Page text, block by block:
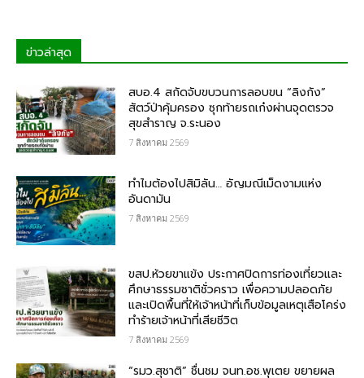
ข่าวล่าสุด
สบอ.4 สกัดจับขบวนการลอบขน “ลิงกัง”
สัตว์ป่าคุ้มครอง ซุกท้ายรถเก๋งผ่านจุดตรวจ
สุขสำราญ จ.ระนอง
7 สิงหาคม 2569
ทำไมต้องไปสิมิลัน… อัญมณีเม็ดงามแห่ง
อันดามัน
7 สิงหาคม 2569
ขสป.ห้วยขาแข้ง ประกาศปิดการท่องเที่ยวและ
ศึกษาธรรมชาติชั่วคราว เพื่อความปลอดภัย
และเปิดพื้นที่ให้เจ้าหน้าที่เก็บข้อมูลเหตุเสือโคร่ง
ทำร้ายเจ้าหน้าที่เสียชีวิต
7 สิงหาคม 2569
“รมว.สุชาติ” ชื่นชม​ จนท.อช.พุเตย​ ขยายผล